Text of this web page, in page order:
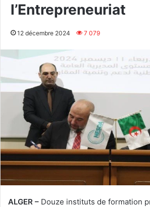
l’Entrepreneuriat
12 décembre 2024 7 079
ALGER – Douze instituts de formation